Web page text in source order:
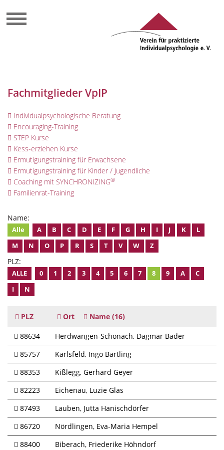
Fachmitglieder VpIP
Individualpsychologische Beratung
Encouraging-Training
STEP Kurse
Kess-erziehen Kurse
Ermutigungstraining für Erwachsene
Ermutigungstraining für Kinder / Jugendliche
Coaching mit SYNCHRONIZING®
Familienrat-Training
Name:
Alle A B C D E F G H I J K
L
M
N O P R S T V W Z
PLZ:
ALLE 0 1 2 3 4 5 6 7 8 9 A
C
I
N
PLZ Ort Name (16)
88634 Herdwangen-Schönach Dagmar Bader
85757
Karlsfeld Ingo Bartling
88353
Kißlegg Gerhard Geyer
82223
Eichenau Luzie Glas
87493
Lauben Jutta Hanischdörfer
86720
Nördlingen Eva-Maria Hempel
88400
Biberach Friederike Höhndorf